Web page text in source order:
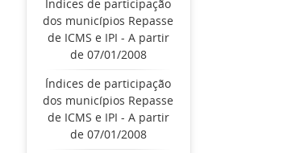
Índices de participação
dos municípios Repasse
de ICMS e IPI - A partir
de 07/01/2008
Índices de participação
dos municípios Repasse
de ICMS e IPI - A partir
de 07/01/2008